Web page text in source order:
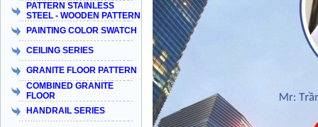
PATTERN STAINLESS
STEEL - WOODEN PATTERN
PAINTING COLOR SWATCH
CEILING SERIES
GRANITE FLOOR PATTERN
COMBINED GRANITE
FLOOR
HANDRAIL SERIES